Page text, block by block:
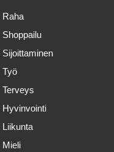
Raha
Shoppailu
Sijoittaminen
Työ
Terveys
Hyvinvointi
Liikunta
Mieli